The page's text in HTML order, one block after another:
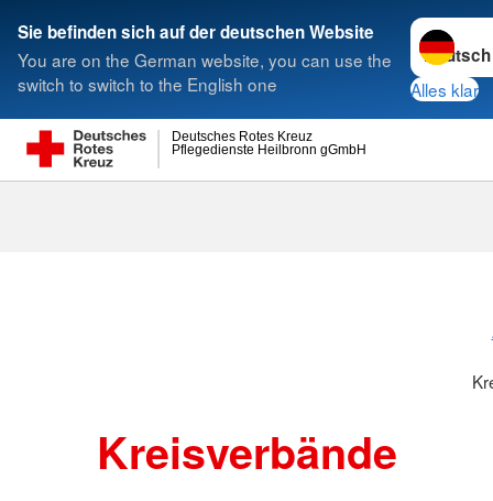
Sie befinden sich auf der deutschen Website
You are on the German website, you can use the
switch to switch to the English one
Sprache
Alles klar
Pflegedienste Heilbronn gGmbH
Deutsches Rotes Kreuz
Suche
Kreisverbände